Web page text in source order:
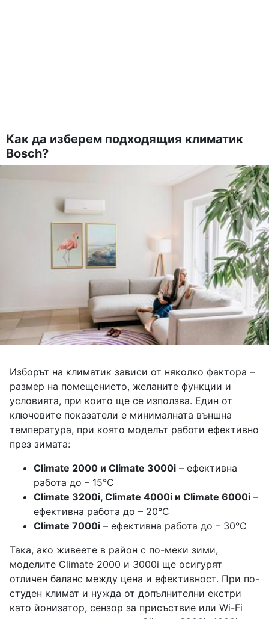
Как да изберем подходящия климатик
Bosch?
Изборът на климатик зависи от няколко фактора –
размер на помещението, желаните функции и
условията, при които ще се използва. Един от
ключовите показатели е минималната външна
температура, при която моделът работи ефективно
през зимата:
Climate 2000 и Climate 3000i – ефективна
работа до – 15°C
Climate 3200i, Climate 4000i и Climate 6000i –
ефективна работа до – 20°C
Climate 7000i – ефективна работа до – 30°C
Така, ако живеете в район с по-меки зими,
моделите Climate 2000 и 3000i ще осигурят
отличен баланс между цена и ефективност. При по-
студен климат и нужда от допълнителни екстри
като йонизатор, сензор за присъствие или Wi-Fi